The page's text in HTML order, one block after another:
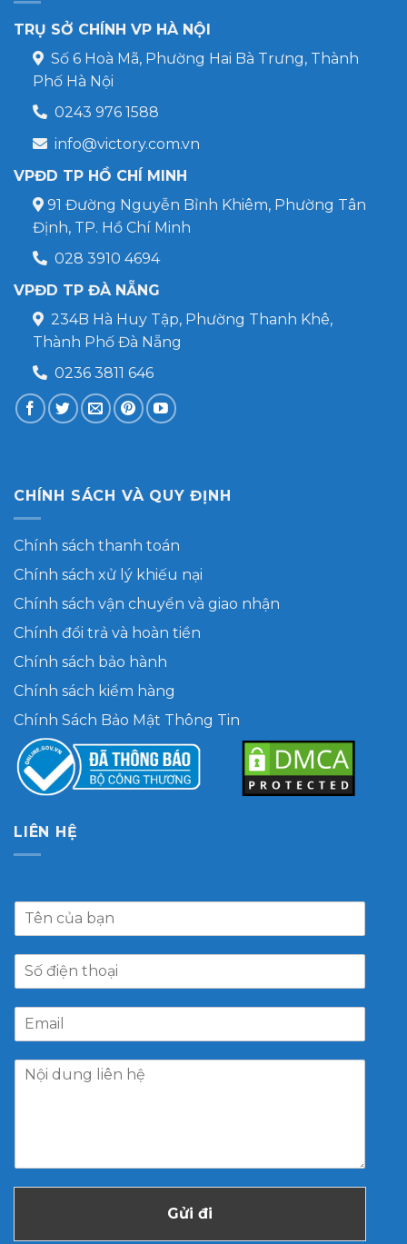
TRỤ SỞ CHÍNH VP HÀ NỘI
Số 6 Hoà Mã, Phường Hai Bà Trưng, Thành
Phố Hà Nội
0243 976 1588
info@victory.com.vn
VPĐD TP HỒ CHÍ MINH
91 Đường Nguyễn Bỉnh Khiêm, Phường Tân
Định, TP. Hồ Chí Minh
028 3910 4694
VPĐD TP ĐÀ NẴNG
234B Hà Huy Tập, Phường Thanh Khê,
Thành Phố Đà Nẵng
0236 3811 646
CHÍNH SÁCH VÀ QUY ĐỊNH
Chính sách thanh toán
Chính sách xử lý khiếu nại
Chính sách vận chuyển và giao nhận
Chính đổi trả và hoàn tiền
Chính sách bảo hành
Chính sách kiểm hàng
Chính Sách Bảo Mật Thông Tin
LIÊN HỆ
Gửi đi